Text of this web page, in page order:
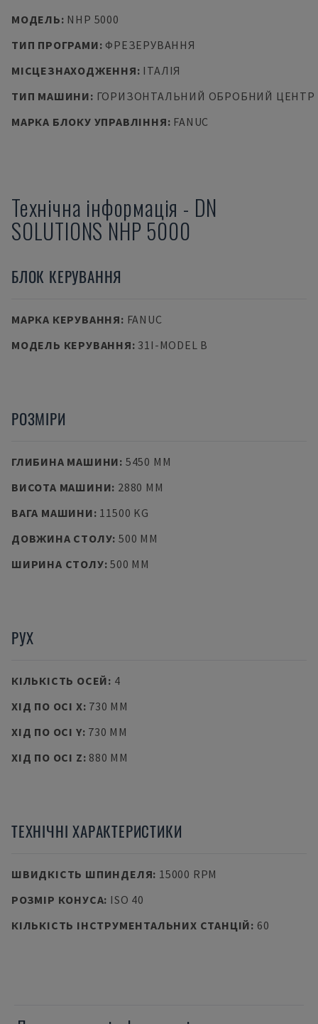
МОДЕЛЬ: NHP 5000
ТИП ПРОГРАМИ: ФРЕЗЕРУВАННЯ
МІСЦЕЗНАХОДЖЕННЯ: ІТАЛІЯ
ТИП МАШИНИ: ГОРИЗОНТАЛЬНИЙ ОБРОБНИЙ ЦЕНТР
МАРКА БЛОКУ УПРАВЛІННЯ: FANUC
Технічна інформація - DN
SOLUTIONS NHP 5000
БЛОК КЕРУВАННЯ
МАРКА КЕРУВАННЯ: FANUC
МОДЕЛЬ КЕРУВАННЯ: 31I-MODEL B
РОЗМІРИ
ГЛИБИНА МАШИНИ: 5450 MM
ВИСОТА МАШИНИ: 2880 MM
ВАГА МАШИНИ: 11500 KG
ДОВЖИНА СТОЛУ: 500 MM
ШИРИНА СТОЛУ:500 MM
РУХ
КІЛЬКІСТЬ ОСЕЙ: 4
ХІД ПО ОСІ X: 730 MM
ХІД ПО ОСІ Y: 730 MM
ХІД ПО ОСІ Z: 880 MM
ТЕХНІЧНІ ХАРАКТЕРИСТИКИ
ШВИДКІСТЬ ШПИНДЕЛЯ: 15000 RPM
РОЗМІР КОНУСА: ISO 40
КІЛЬКІСТЬ ІНСТРУМЕНТАЛЬНИХ СТАНЦІЙ: 60